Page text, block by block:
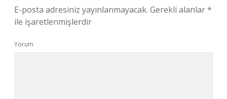
E-posta adresiniz yayınlanmayacak. Gerekli alanlar*
ile işaretlenmişlerdir
Yorum